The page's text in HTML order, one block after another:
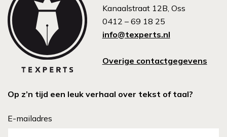
Kanaalstraat 12B, Oss
0412 – 69 18 25
info@texperts.nl
Overige contactgegevens
Op z’n tijd een leuk verhaal over tekst of taal?
E-mailadres